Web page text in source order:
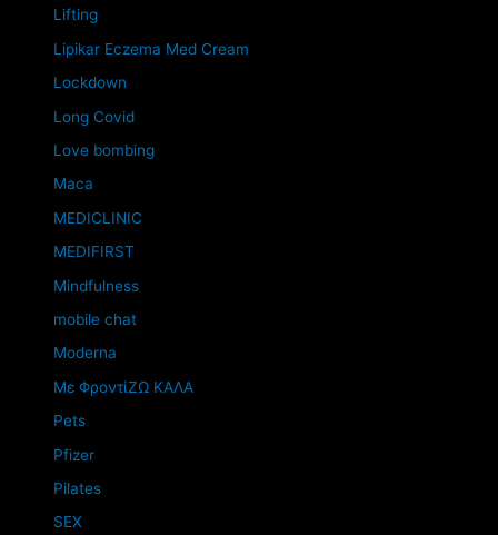
Lifting
Lipikar Eczema Med Cream
Lockdown
Long Covid
Love bombing
Maca
MEDICLINIC
MEDIFIRST
Mindfulness
mobile chat
Moderna
Mε ΦροντίΖΩ ΚΑΛΑ
Pets
Pfizer
Pilates
SEX